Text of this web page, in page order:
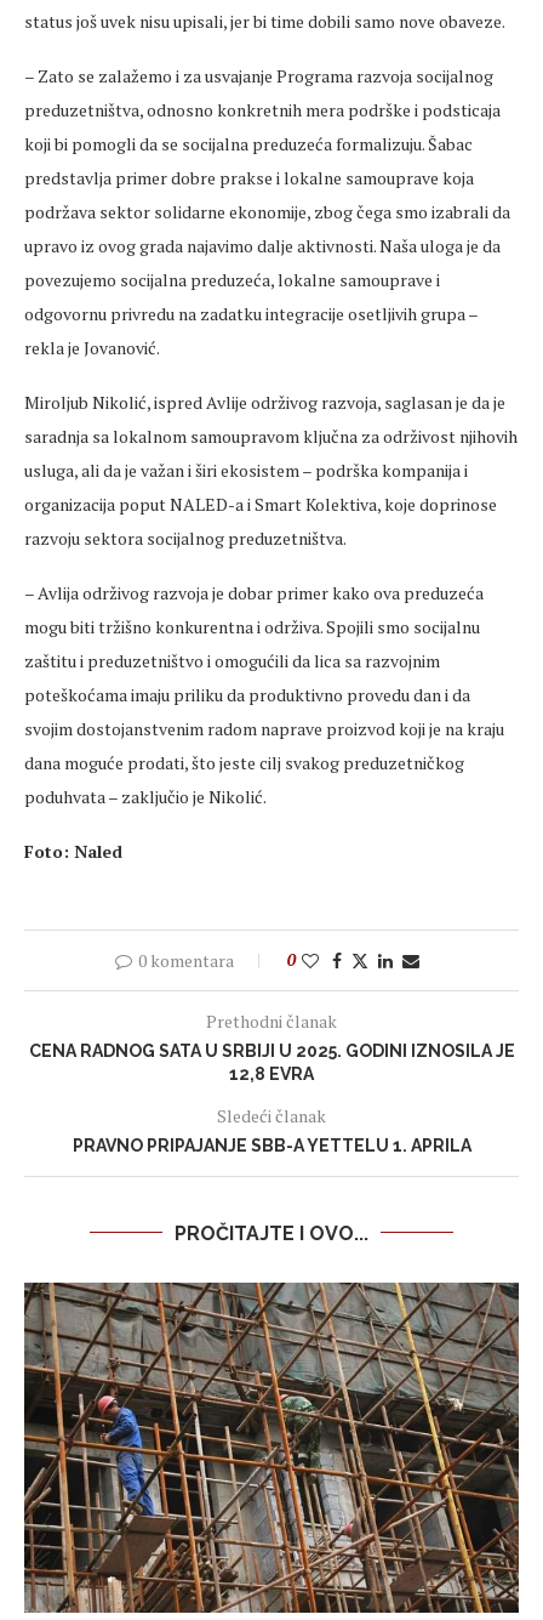
status još uvek nisu upisali, jer bi time dobili samo nove obaveze.
– Zato se zalažemo i za usvajanje Programa razvoja socijalnog
preduzetništva, odnosno konkretnih mera podrške i podsticaja
koji bi pomogli da se socijalna preduzeća formalizuju. Šabac
predstavlja primer dobre prakse i lokalne samouprave koja
podržava sektor solidarne ekonomije, zbog čega smo izabrali da
upravo iz ovog grada najavimo dalje aktivnosti. Naša uloga je da
povezujemo socijalna preduzeća, lokalne samouprave i
odgovornu privredu na zadatku integracije osetljivih grupa –
rekla je Jovanović.
Miroljub Nikolić, ispred Avlije održivog razvoja, saglasan je da je
saradnja sa lokalnom samoupravom ključna za održivost njihovih
usluga, ali da je važan i širi ekosistem – podrška kompanija i
organizacija poput NALED-a i Smart Kolektiva, koje doprinose
razvoju sektora socijalnog preduzetništva.
– Avlija održivog razvoja je dobar primer kako ova preduzeća
mogu biti tržišno konkurentna i održiva. Spojili smo socijalnu
zaštitu i preduzetništvo i omogućili da lica sa razvojnim
poteškoćama imaju priliku da produktivno provedu dan i da
svojim dostojanstvenim radom naprave proizvod koji je na kraju
dana moguće prodati, što jeste cilj svakog preduzetničkog
poduhvata – zaključio je Nikolić.
Foto: Naled
0 komentara 0
Prethodni članak
CENA RADNOG SATA U SRBIJI U 2025. GODINI IZNOSILA JE
12,8 EVRA
Sledeći članak
PRAVNO PRIPAJANJE SBB-A YETTELU 1. APRILA
PROČITAJTE I OVO...